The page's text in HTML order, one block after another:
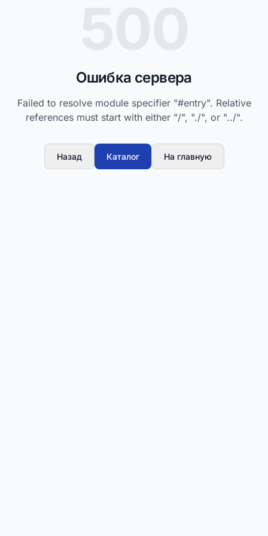
Ошибка сервера
Failed to resolve module specifier "#entry". Relative
references must start with either "/", "./", or "../".
Назад Каталог На главную